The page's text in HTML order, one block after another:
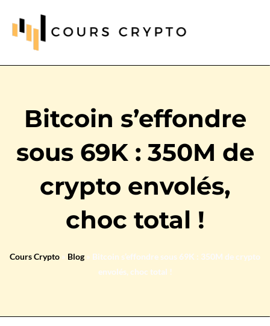
Bitcoin s’effondre
sous 69K : 350M de
crypto envolés,
choc total !
Cours Crypto » Blog » Bitcoin s’effondre sous 69K : 350M de crypto
envolés, choc total !